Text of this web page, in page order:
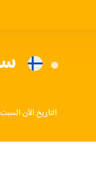
التاريخ الآن السبت 2026-08-08 الساعة 09:42 مساءً بتوقيت فنلندا